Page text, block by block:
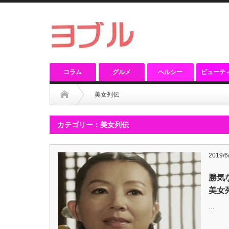
コラム グルメ ヘルシー ビューテ
美女列伝
カテゴリー：美女列伝
2019/
勝気
美女
…